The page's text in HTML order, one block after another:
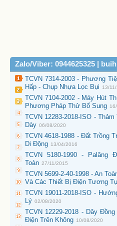
Zalo/Viber: 0944625325 |
TCVN 7314-2003 - Phương
Hấp - Chụp Nhựa Lọc Bụi
13/
TCVN 7104-2002 - Máy Hút
Phương Pháp Thử Bổ Sung
TCVN 12283-2018-ISO -
Dày 06/08/2020
TCVN 4618-1988 - Đất Trồng
Di Động 13/04/2016
TCVN 5180-1990 - Palăng
Toàn 27/11/2015
TCVN 5699-2-40-1998 - An
Và Các Thiết Bị Điện Tương
TCVN 19011-2018-ISO -
Lý 02/08/2020
TCVN 12229-2018 - Dây
Điện Trên Không 10/08/2020